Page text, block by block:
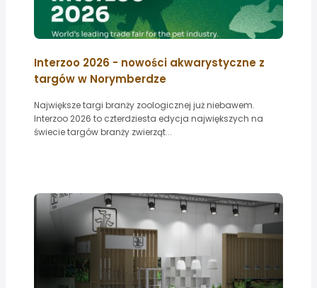
Interzoo 2026 - nowości akwarystyczne z
targów w Norymberdze
Największe targi branży zoologicznej już niebawem.
Interzoo 2026 to czterdziesta edycja największych na
świecie targów branży zwierząt...